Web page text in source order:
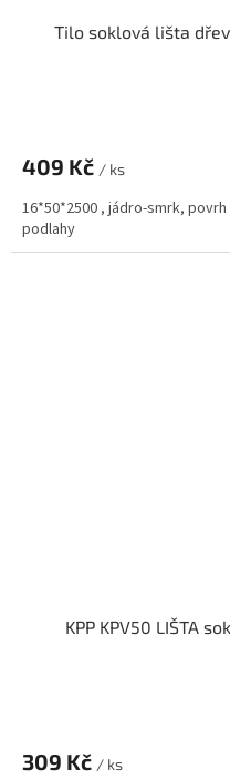
Tilo soklová lišta
409 Kč / ks
16*50*2500 , jádro-smrk,
podlahy
KPP KPV50 LIŠTA
309 Kč / ks